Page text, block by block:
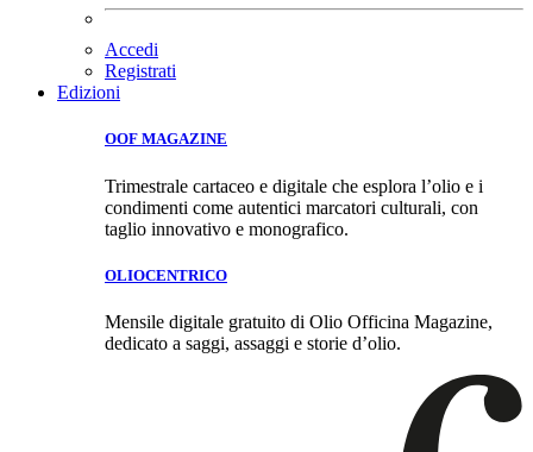
Accedi
Registrati
Edizioni
OOF MAGAZINE
Trimestrale cartaceo e digitale che esplora l’olio e i
condimenti come autentici marcatori culturali, con
taglio innovativo e monografico.
OLIOCENTRICO
Mensile digitale gratuito di Olio Officina Magazine,
dedicato a saggi, assaggi e storie d’olio.